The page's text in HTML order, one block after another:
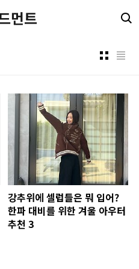
먼트
강추위에 셀럽들은 뭐 입어?
한파 대비를 위한 겨울 아우터
추천 3